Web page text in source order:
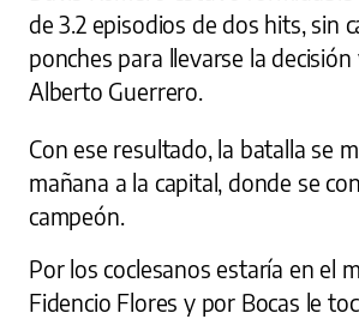
de 3.2 episodios de dos hits, sin
ponches para llevarse la
Alberto Guerrero.
Con ese resultado, la batalla se
mañana a la capital, donde se
campeón.
Por los coclesanos estaría en el
Fidencio Flores y por Bocas le